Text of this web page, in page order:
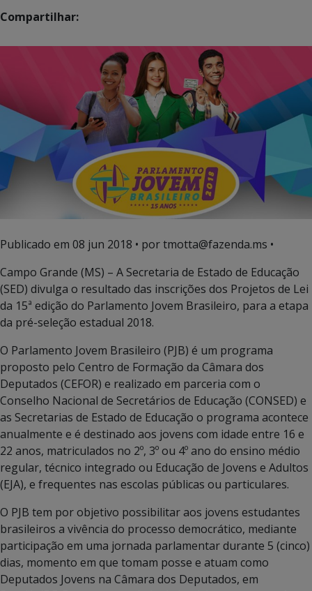
Compartilhar:
Publicado em 08 jun 2018 • por tmotta@fazenda.ms •
Campo Grande (MS) – A Secretaria de Estado de Educação
(SED) divulga o resultado das inscrições dos Projetos de Lei
da 15ª edição do Parlamento Jovem Brasileiro, para a etapa
da pré-seleção estadual 2018.
O Parlamento Jovem Brasileiro (PJB) é um programa
proposto pelo Centro de Formação da Câmara dos
Deputados (CEFOR) e realizado em parceria com o
Conselho Nacional de Secretários de Educação (CONSED) e
as Secretarias de Estado de Educação o programa acontece
anualmente e é destinado aos jovens com idade entre 16 e
22 anos, matriculados no 2º, 3º ou 4º ano do ensino médio
regular, técnico integrado ou Educação de Jovens e Adultos
(EJA), e frequentes nas escolas públicas ou particulares.
O PJB tem por objetivo possibilitar aos jovens estudantes
brasileiros a vivência do processo democrático, mediante
participação em uma jornada parlamentar durante 5 (cinco)
dias, momento em que tomam posse e atuam como
Deputados Jovens na Câmara dos Deputados, em